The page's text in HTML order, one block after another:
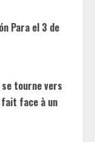
Para el 3 de
tourne vers
fait face à un